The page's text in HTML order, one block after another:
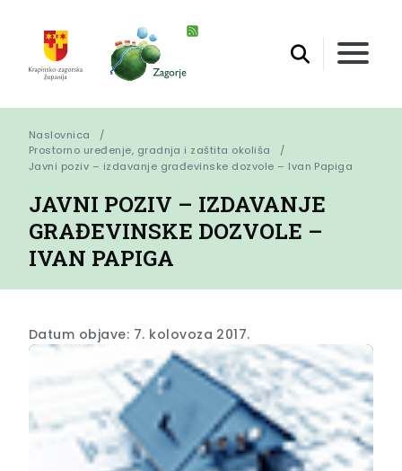
Naslovnica
Prostorno uređenje, gradnja i zaštita okoliša
Javni poziv – izdavanje građevinske dozvole – Ivan Papiga
JAVNI POZIV – IZDAVANJE
GRAĐEVINSKE DOZVOLE –
IVAN PAPIGA
Datum objave: 7. kolovoza 2017.